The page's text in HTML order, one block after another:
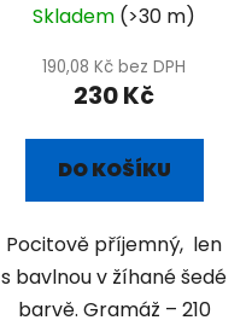
Skladem (>30 m)
190,08 Kč bez DPH
230 Kč
DO KOŠÍKU
Pocitově příjemný, len
s bavlnou v žíhané šedé
barvě. Gramáž – 210